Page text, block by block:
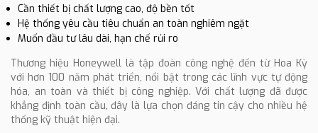
Cần thiết bị chất lượng cao, độ bền tốt
Hệ thống yêu cầu tiêu chuẩn an toàn nghiêm ngặt
Muốn đầu tư lâu dài, hạn chế rủi ro
Thương hiệu Honeywell là tập đoàn công nghệ đến từ Hoa Kỳ
với hơn 100 năm phát triển, nổi bật trong các lĩnh vực tự động
hóa, an toàn và thiết bị công nghiệp. Với chất lượng đã được
khẳng định toàn cầu, đây là lựa chọn đáng tin cậy cho nhiều hệ
thống kỹ thuật hiện đại.